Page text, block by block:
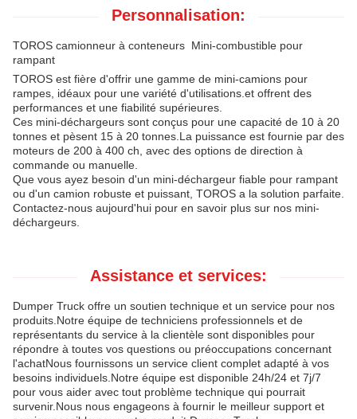
Personnalisation:
TOROS camionneur à conteneurs ️ Mini-combustible pour
rampant
TOROS est fière d'offrir une gamme de mini-camions pour
rampes, idéaux pour une variété d'utilisations.et offrent des
performances et une fiabilité supérieures.
Ces mini-déchargeurs sont conçus pour une capacité de 10 à 20
tonnes et pèsent 15 à 20 tonnes.La puissance est fournie par des
moteurs de 200 à 400 ch, avec des options de direction à
commande ou manuelle.
Que vous ayez besoin d'un mini-déchargeur fiable pour rampant
ou d'un camion robuste et puissant, TOROS a la solution parfaite.
Contactez-nous aujourd'hui pour en savoir plus sur nos mini-
déchargeurs.
Assistance et services:
Dumper Truck offre un soutien technique et un service pour nos
produits.Notre équipe de techniciens professionnels et de
représentants du service à la clientèle sont disponibles pour
répondre à toutes vos questions ou préoccupations concernant
l'achatNous fournissons un service client complet adapté à vos
besoins individuels.Notre équipe est disponible 24h/24 et 7j/7
pour vous aider avec tout problème technique qui pourrait
survenir.Nous nous engageons à fournir le meilleur support et